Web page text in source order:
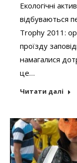
Екологічні
відбуваються
Trophy 2011:
проїзду
намагалися
це…
Читати далі